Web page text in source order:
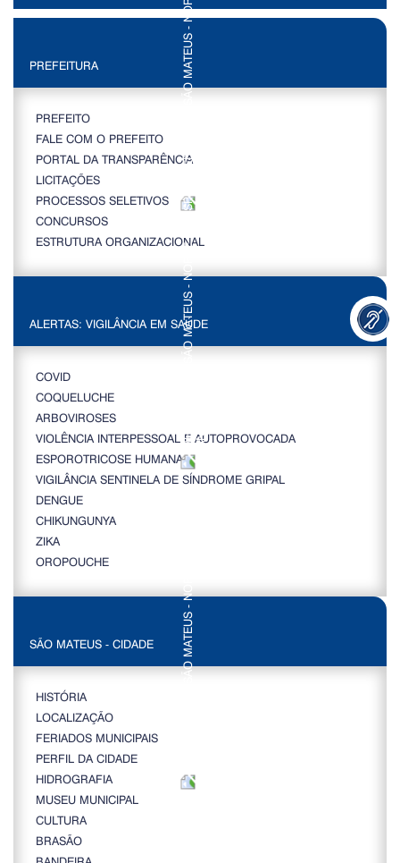
PREFEITURA
PREFEITO
FALE COM O PREFEITO
PORTAL DA TRANSPARÊNCIA
LICITAÇÕES
PROCESSOS SELETIVOS
CONCURSOS
ESTRUTURA ORGANIZACIONAL
ALERTAS: VIGILÂNCIA EM SAÚDE
COVID
COQUELUCHE
ARBOVIROSES
VIOLÊNCIA INTERPESSOAL E AUTOPROVOCADA
ESPOROTRICOSE HUMANA
VIGILÂNCIA SENTINELA DE SÍNDROME GRIPAL
DENGUE
CHIKUNGUNYA
ZIKA
OROPOUCHE
SÃO MATEUS - CIDADE
HISTÓRIA
LOCALIZAÇÃO
FERIADOS MUNICIPAIS
PERFIL DA CIDADE
HIDROGRAFIA
MUSEU MUNICIPAL
CULTURA
BRASÃO